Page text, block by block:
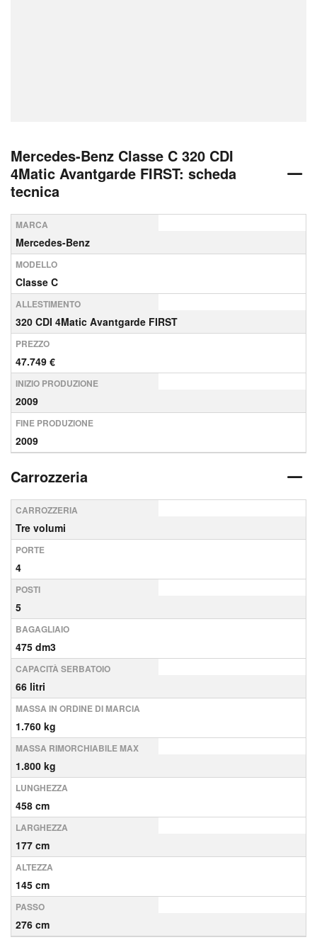
Mercedes-Benz Classe C 320 CDI
4Matic Avantgarde FIRST: scheda
tecnica
MARCA
Mercedes-Benz
MODELLO
Classe C
ALLESTIMENTO
320 CDI 4Matic Avantgarde FIRST
PREZZO
47.749 €
INIZIO PRODUZIONE
2009
FINE PRODUZIONE
2009
Carrozzeria
CARROZZERIA
Tre volumi
PORTE
4
POSTI
5
BAGAGLIAIO
475 dm3
CAPACITÀ SERBATOIO
66 litri
MASSA IN ORDINE DI MARCIA
1.760 kg
MASSA RIMORCHIABILE MAX
1.800 kg
LUNGHEZZA
458 cm
LARGHEZZA
177 cm
ALTEZZA
145 cm
PASSO
276 cm